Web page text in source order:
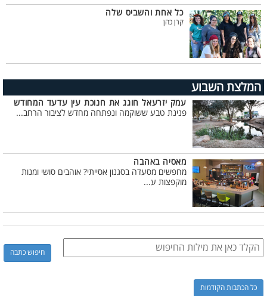
כל אחת והשביס שלה
קרן כהן
המלצת השבוע
עמק יזרעאל חוגג את חנוכת עין עדעד המחודש
פנינת טבע ששוקמה ונפתחה מחדש לציבור הרחב...
מאסיה באהבה
מחפשים מסעדה בסגנון אסייתי? אוהבים סושי ומנות
מוקפצות ע...
כל הכתבות הקודמות